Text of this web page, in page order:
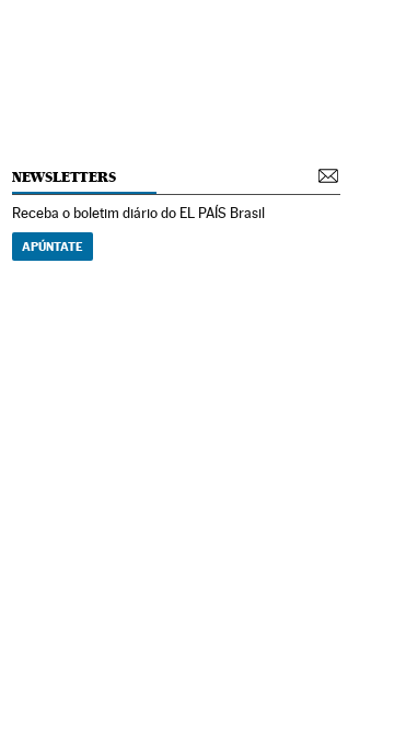
NEWSLETTERS
Receba o boletim diário do EL PAÍS Brasil
APÚNTATE